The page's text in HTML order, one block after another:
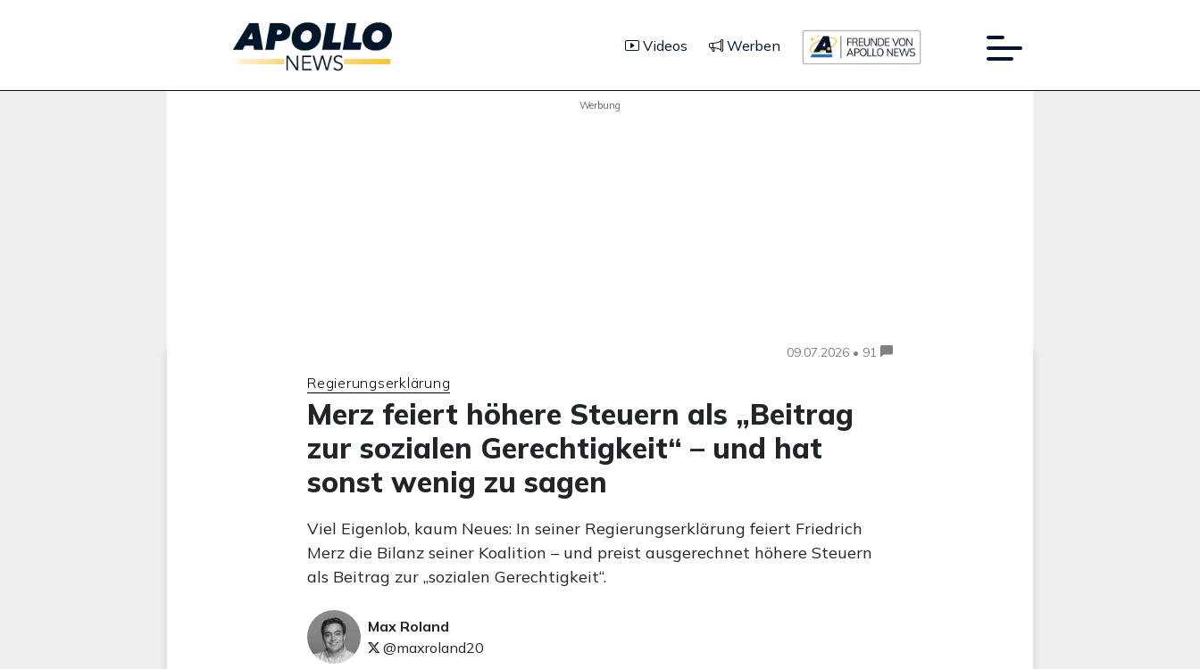
Videos Werben
Werbung
09.07.2026 • 91
Regierungserklärung
Merz feiert höhere Steuern als „Beitrag
zur sozialen Gerechtigkeit“ – und hat
sonst wenig zu sagen
Viel Eigenlob, kaum Neues: In seiner Regierungserklärung feiert Friedrich
Merz die Bilanz seiner Koalition – und preist ausgerechnet höhere Steuern
als Beitrag zur „sozialen Gerechtigkeit“.
Max Roland
@maxroland20